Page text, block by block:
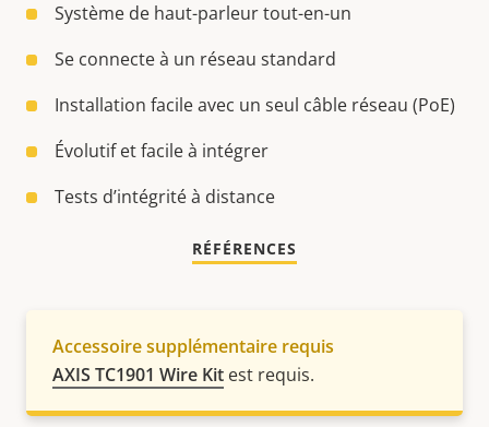
Système de haut-parleur tout-en-un
Se connecte à un réseau standard
Installation facile avec un seul câble réseau (PoE)
Évolutif et facile à intégrer
Tests d’intégrité à distance
RÉFÉRENCES
Accessoire supplémentaire requis
AXIS TC1901 Wire Kit est requis.